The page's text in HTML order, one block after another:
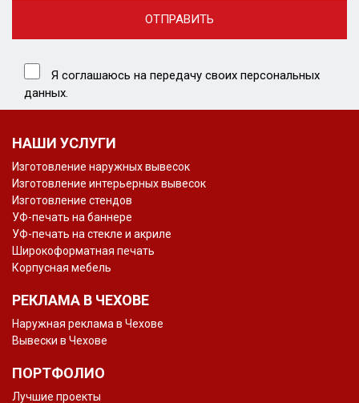
Я соглашаюсь на передачу своих персональных
данных.
НАШИ УСЛУГИ
Изготовление наружных вывесок
Изготовление интерьерных вывесок
Изготовление стендов
УФ-печать на баннере
УФ-печать на стекле и акриле
Широкоформатная печать
Корпусная мебель
РЕКЛАМА В ЧЕХОВЕ
Наружная реклама в Чехове
Вывески в Чехове
ПОРТФОЛИО
Лучшие проекты